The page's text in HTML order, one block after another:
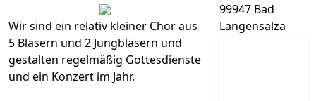
Wir sind ein relativ kleiner Chor aus
5 Bläsern und 2 Jungbläsern und
gestalten regelmäßig Gottesdienste
und ein Konzert im Jahr.
99947 Bad
Langensalza